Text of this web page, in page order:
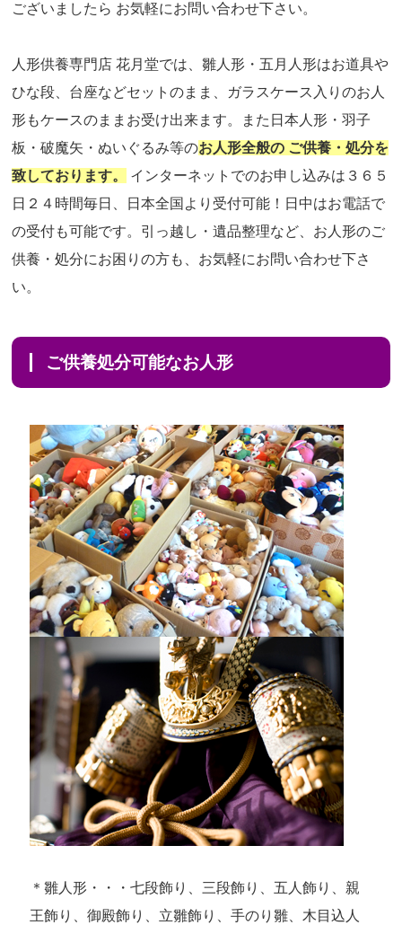
ございましたら お気軽にお問い合わせ下さい。
人形供養専門店 花月堂では、雛人形・五月人形はお道具や
ひな段、台座などセットのまま、ガラスケース入りのお人
形もケースのままお受け出来ます。また日本人形・羽子
板・破魔矢・ぬいぐるみ等のお人形全般の ご供養・処分を
致しております。
インターネットでのお申し込みは３６５
日２４時間毎日、日本全国より受付可能！日中はお電話で
の受付も可能です。引っ越し・遺品整理など、お人形のご
供養・処分にお困りの方も、お気軽にお問い合わせ下さ
い。
ご供養処分可能なお人形
＊雛人形・・・七段飾り、三段飾り、五人飾り、親
王飾り、御殿飾り、立雛飾り、手のり雛、木目込人